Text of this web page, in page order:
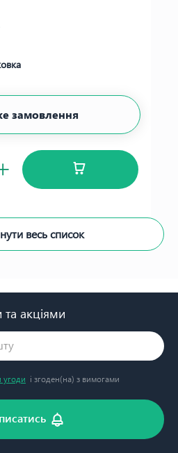
замовлення
весь список
акціями
угоди і згоден(на) з вимогами